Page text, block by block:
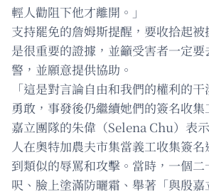
輕人勸阻下他才離開。」
支持罷免的詹姆斯提醒，要收拾起
是很重要的證據，並籲受害者一定
警，並願意提供協助。
「這是對言論自由和我們的權利的
勇敢，事發後仍繼續她們的簽名收
嘉立團隊的朱偉（Selena Chu）表
人在奧特加農夫市集當義工收集簽
到類似的辱罵和攻擊。當時，一個
呎、臉上塗滿防曬霜、舉著「與殷